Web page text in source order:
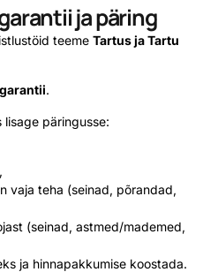
ja päring
teeme Tartus ja Tartu
.
lisage päringusse:
vaja teha (seinad, põrandad,
(seinad, astmed/mademed,
ja hinnapakkumise koostada.